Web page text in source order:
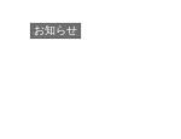
お知らせ